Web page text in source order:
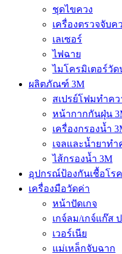
ชุดไขควง
เครื่องตรวจจับค
เลเซอร์
ไฟฉาย
ไมโครมิเตอร์วัด
ผลิตภัณฑ์ 3M
สเปรย์โฟมทำค
หน้ากากกันฝุ่น
เครื่องกรองน้ำ
เจลและน้ำยาท
ไส้กรองน้ำ 3M
อุปกรณ์ป้องกันเชื้อโรค
เครื่องมือวัดค่า
หน้าปัดเกจ
เกจ์ลม/เกจ์แก๊ส
เวอร์เนีย
แม่เหล็กจับฉาก